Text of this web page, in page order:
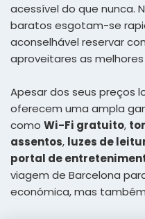
acessível do que nunca.
baratos esgotam-se
aconselhável reservar
aproveitares as
Apesar dos seus preços
oferecem uma ampla
como Wi-Fi gratuito,
assentos, luzes de
portal de
viagem de Barcelona
económica, mas